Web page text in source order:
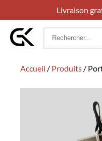
Livraison
Rechercher
Accueil / Produits /